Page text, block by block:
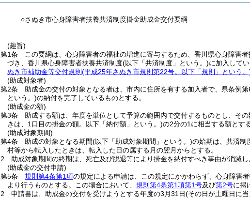
○さぬき市心身障害者扶養共済制度掛金助成金交付要綱
(趣旨)
第1条
この要綱は、心身障害者の福祉の増進に寄与するため、香川県心身障害者
づき、香川県心身障害者扶養共済制度(以下「共済制度」という。)に加入して
ぬき市補助金等交付規則 (平成25年さぬき市規則第22号。以下「規則」という。
(助成対象者)
第2条
助成金の交付の対象となる者は、市内に住所を有する加入者で、県条例
という。)の納付を完了しているものとする。
(助成金の額)
第3条
助成する額は、年度を単位として予算の範囲内で交付するものとし、そ
きは、1口目の掛金の額。以下「納付額」という。)の2分の1に相当する額とする
(助成対象期間)
第4条
助成の対象となる期間(以下「助成対象期間」という。)の始期は、共済制
村等から転入したときは、転入した日の属する月の翌月からとする。
2
助成対象期間の終期は、死亡及び脱退等により掛金を納付すべき事由が消滅
(助成金の交付申請)
第5条
規則第4条第1項の規定による申請は、この規定にかかわらず、心身障害
より行うものとする。
この場合において、 規則第4条第1項第1号及び第2号に掲
2
申請書は、助成金の交付を受けようとする年度の3月31日(その日が土曜日に